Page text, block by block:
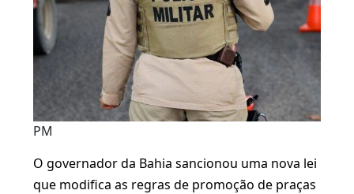
PM
O governador da Bahia sancionou uma nova lei
que modifica as regras de promoção de praças